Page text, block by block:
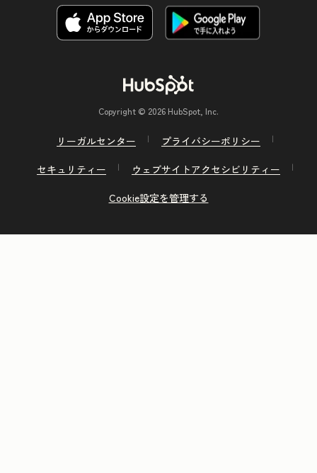
Copyright © 2026 HubSpot, Inc.
リーガルセンター
プライバシーポリシー
セキュリティー
ウェブサイトアクセシビリティー
Cookie設定を管理する